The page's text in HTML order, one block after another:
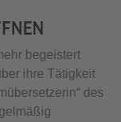
begeistert
ihre Tätigkeit
des